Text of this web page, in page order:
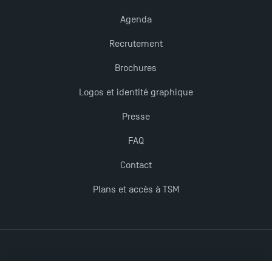
Agenda
Recrutement
Brochures
Logos et identité graphique
Presse
FAQ
Contact
Plans et accès à TSM